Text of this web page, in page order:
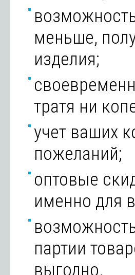
меньше,
изделия;
тратя ни
учет ваших
пожеланий;
оптовые
именно для
партии
выгодно.